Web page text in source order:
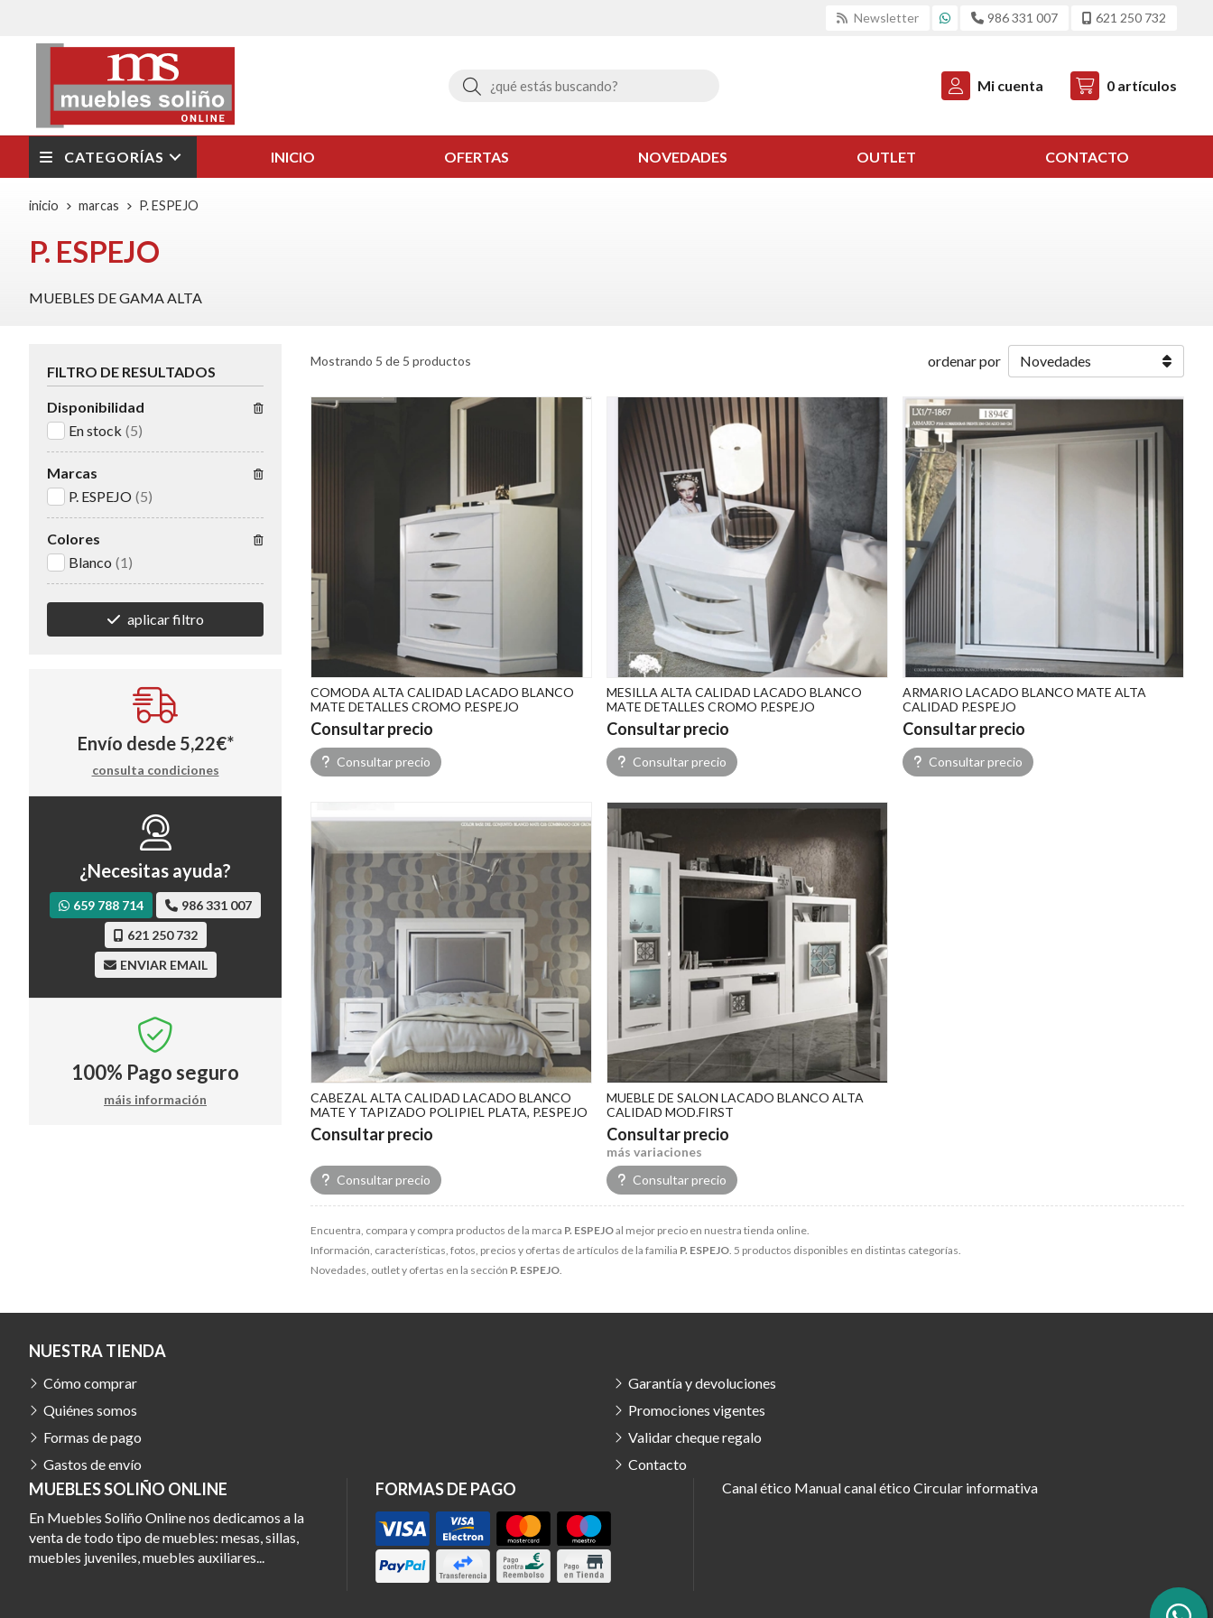
Newsletter 986 331 007 621 250 732
Buscar Mi cuenta 0 artículos
CATEGORÍAS INICIO OFERTAS NOVEDADES OUTLET CONTACTO
inicio marcas P. ESPEJO
P. ESPEJO
MUEBLES DE GAMA ALTA
Encuentra, compara y compra productos de la marca P. ESPEJOal mejor precio en nuestra tienda online.
Información, características, fotos, precios y ofertas de artículos de la familia P. ESPEJO. 5 productos disponibles en distintas categorías.
Novedades, outlet y ofertas en la sección P. ESPEJO.
Mostrando 5 de 5 productos ordenar por
COMODA ALTA CALIDAD LACADO BLANCO
MATE DETALLES CROMO P.ESPEJO
Consultar precio
Consultar precio
MESILLA ALTA CALIDAD LACADO BLANCO
MATE DETALLES CROMO P.ESPEJO
Consultar precio
Consultar precio
ARMARIO LACADO BLANCO MATE ALTA
CALIDAD P.ESPEJO
Consultar precio
Consultar precio
CABEZAL ALTA CALIDAD LACADO BLANCO
MATE Y TAPIZADO POLIPIEL PLATA, P.ESPEJO
Consultar precio
Consultar precio
MUEBLE DE SALON LACADO BLANCO ALTA
CALIDAD MOD.FIRST
Consultar precio
más variaciones
Consultar precio
FILTRO DE RESULTADOS
Disponibilidad
En stock (5)
Marcas
P. ESPEJO (5)
Colores
Blanco (1)
aplicar filtro
Envío desde 5,22€*
consulta condiciones
¿Necesitas ayuda?
659 788 714
986 331 007
621 250 732
ENVIAR EMAIL
100% Pago seguro
máis información
MUEBLES SOLIÑO ONLINE
En Muebles Soliño Online nos dedicamos a la
venta de todo tipo de muebles: mesas, sillas,
muebles juveniles, muebles auxiliares...
FORMAS DE PAGO
NUESTRA TIENDA
Cómo comprar
Quiénes somos
Formas de pago
Gastos de envío
Garantía y devoluciones
Promociones vigentes
Validar cheque regalo
Contacto
Canal ético Manual canal ético Circular informativa